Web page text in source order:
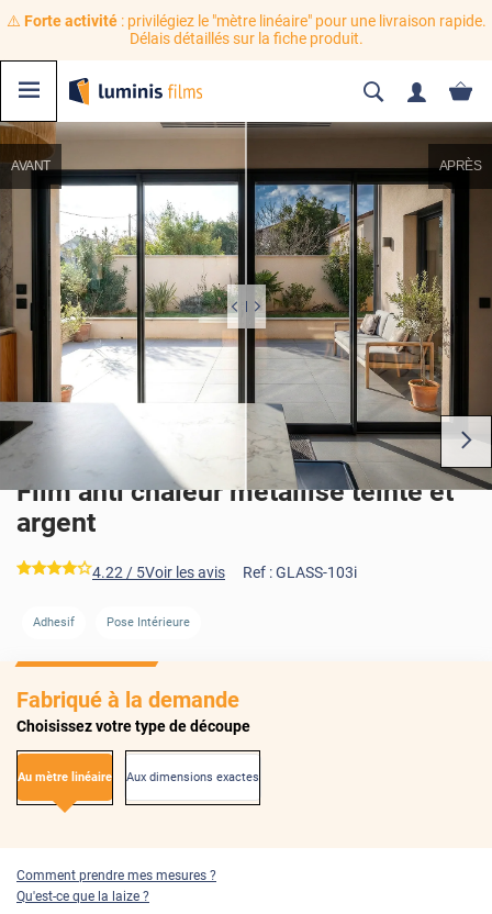
⚠️ Forte activité: privilégiez le "mètre linéaire" pour une livraison rapide.
Délais détaillés sur la fiche produit.
AVANT APRÈS
Film anti chaleur métallisé teinté et
argent
*****
4.22 / 5Voir les avis Ref :GLASS-103i
Adhesif Pose Intérieure
Fabriqué à la demande
Choisissez votre type de découpe
Au mètre linéaire Aux dimensions exactes
Comment prendre mes mesures ?
Qu'est-ce que la laize ?